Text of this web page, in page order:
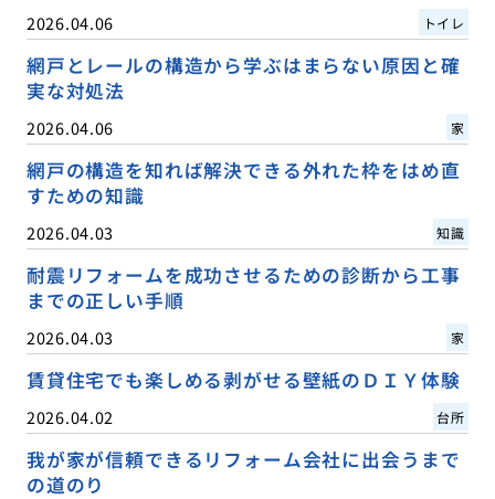
2026.04.06 トイレ
網戸とレールの構造から学ぶはまらない原因と確
実な対処法
2026.04.06 家
網戸の構造を知れば解決できる外れた枠をはめ直
すための知識
2026.04.03 知識
耐震リフォームを成功させるための診断から工事
までの正しい手順
2026.04.03 家
賃貸住宅でも楽しめる剥がせる壁紙のＤＩＹ体験
2026.04.02 台所
我が家が信頼できるリフォーム会社に出会うまで
の道のり